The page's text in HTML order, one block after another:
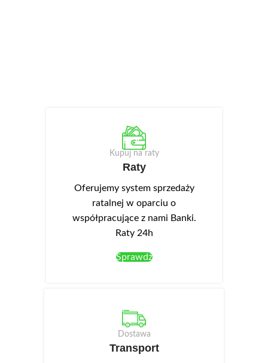
Kupuj na raty
Raty
Oferujemy system sprzedaży
ratalnej w oparciu o
współpracujące z nami Banki.
Raty 24h
Sprawdź
Dostawa
Transport